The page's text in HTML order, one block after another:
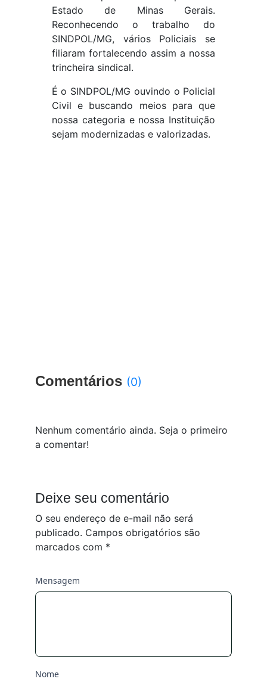
Estado de Minas Gerais.
Reconhecendo o trabalho do
SINDPOL/MG, vários Policiais se
filiaram fortalecendo assim a nossa
trincheira sindical.
É o SINDPOL/MG ouvindo o Policial
Civil e buscando meios para que
nossa categoria e nossa Instituição
sejam modernizadas e valorizadas.
Comentários (0)
Nenhum comentário ainda. Seja o primeiro
a comentar!
Deixe seu comentário
O seu endereço de e-mail não será
publicado. Campos obrigatórios são
marcados com *
Mensagem
Nome